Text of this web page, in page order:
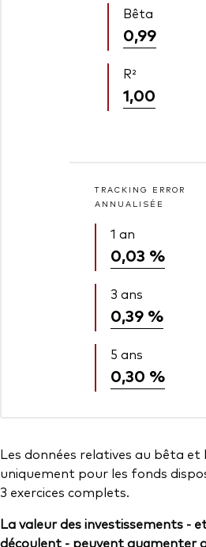
Bêta
0,99
R²
1,00
TRACKING ERROR
ANNUALISÉE
1 an
0,03 %
3 ans
0,39 %
5 ans
0,30 %
Les données relatives au bêta et
uniquement pour les fonds
3 exercices complets.
La valeur des investissements -
découlent - peuvent augmenter